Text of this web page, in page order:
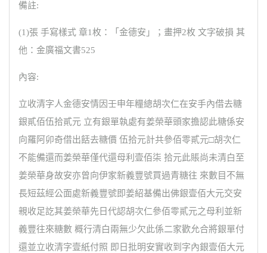
備註:
(1)張 手寫樣式 章1枚：「金德安」；畫押2枚 文字破損 其
他：金廣福文書525
內容:
立收清字人金德安情因壬申年糧總胡次仁在安手內借去糖
銀貳佰伍拾貳元 立有銀單執處有姜榮華頭家擔認此糖係安
向羅阿卯奇借出餂去糖價 伍拾元計共參佰零貳元□胡次仁
不能備還而姜榮華僅代還母利壹佰柒 拾元此賬尚未清白至
姜榮華身故安亦曾向伊家新義豐號買過青糖往 來數目不無
長短茲經公面處新義豐號即姜紹基備出佛銀壹佰大元交安
親收足訖其姜榮華先日代認胡次仁參佰零貳元之母利並新
義豐往來糖數 概行清白兩無少欠此係二家歡允合將銀單付
還並立收清字壹紙付照 即日批明安實收到字內銀壹佰大元